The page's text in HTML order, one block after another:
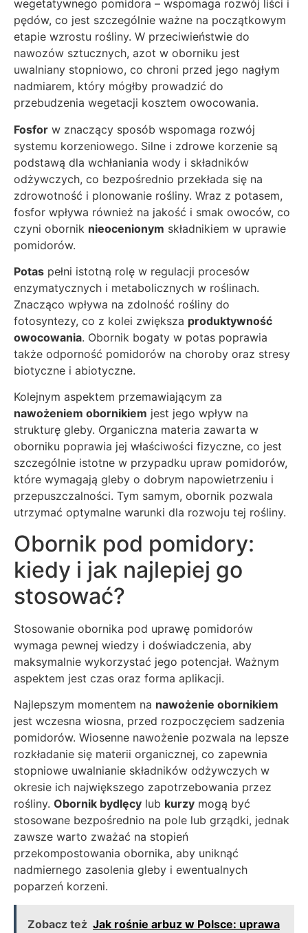
wegetatywnego pomidora – wspomaga rozwój liści i
pędów, co jest szczególnie ważne na początkowym
etapie wzrostu rośliny. W przeciwieństwie do
nawozów sztucznych, azot w oborniku jest
uwalniany stopniowo, co chroni przed jego nagłym
nadmiarem, który mógłby prowadzić do
przebudzenia wegetacji kosztem owocowania.
Fosfor w znaczący sposób wspomaga rozwój
systemu korzeniowego. Silne i zdrowe korzenie są
podstawą dla wchłaniania wody i składników
odżywczych, co bezpośrednio przekłada się na
zdrowotność i plonowanie rośliny. Wraz z potasem,
fosfor wpływa również na jakość i smak owoców, co
czyni obornik nieocenionym składnikiem w uprawie
pomidorów.
Potas pełni istotną rolę w regulacji procesów
enzymatycznych i metabolicznych w roślinach.
Znacząco wpływa na zdolność rośliny do
fotosyntezy, co z kolei zwiększa produktywność
owocowania. Obornik bogaty w potas poprawia
także odporność pomidorów na choroby oraz stresy
biotyczne i abiotyczne.
Kolejnym aspektem przemawiającym za
nawożeniem obornikiem jest jego wpływ na
strukturę gleby. Organiczna materia zawarta w
oborniku poprawia jej właściwości fizyczne, co jest
szczególnie istotne w przypadku upraw pomidorów,
które wymagają gleby o dobrym napowietrzeniu i
przepuszczalności. Tym samym, obornik pozwala
utrzymać optymalne warunki dla rozwoju tej rośliny.
Obornik pod pomidory:
kiedy i jak najlepiej go
stosować?
Stosowanie obornika pod uprawę pomidorów
wymaga pewnej wiedzy i doświadczenia, aby
maksymalnie wykorzystać jego potencjał. Ważnym
aspektem jest czas oraz forma aplikacji.
Najlepszym momentem na nawożenie obornikiem
jest wczesna wiosna, przed rozpoczęciem sadzenia
pomidorów. Wiosenne nawożenie pozwala na lepsze
rozkładanie się materii organicznej, co zapewnia
stopniowe uwalnianie składników odżywczych w
okresie ich największego zapotrzebowania przez
rośliny. Obornik bydlęcy lub kurzy mogą być
stosowane bezpośrednio na pole lub grządki, jednak
zawsze warto zważać na stopień
przekompostowania obornika, aby uniknąć
nadmiernego zasolenia gleby i ewentualnych
poparzeń korzeni.
Zobacz też Jak rośnie arbuz w Polsce: uprawa